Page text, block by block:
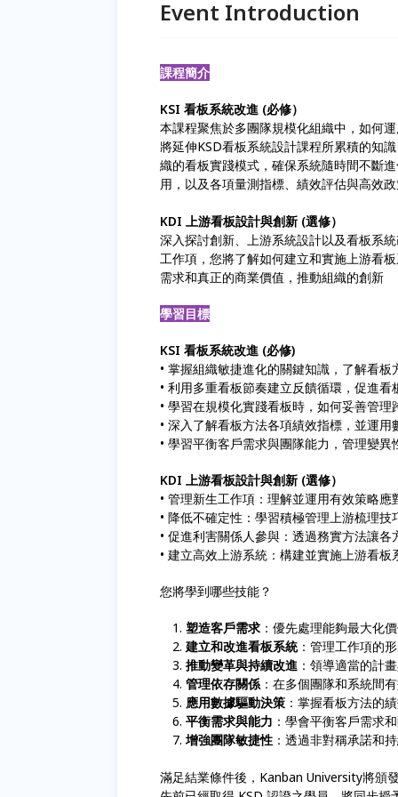
Event Introduction
課程簡介
KSI 看板系統改進 (必修）
本課程聚焦於多團隊規模化組織中，如何
將延伸KSD看板系統設計課程所累積的知
織的看板實踐模式，確保系統隨時間不斷
用，以及各項量測指標、績效評估與高效
KDI 上游看板設計與創新 (選修）
深入探討創新、上游系統設計以及看板系
工作項，您將了解如何建立和實施上游看
需求和真正的商業價值，推動組織的創新
學習目標
KSI 看板系統改進 (必修)
• 掌握組織敏捷進化的關鍵知識，了解看
• 利用多重看板節奏建立反饋循環，促進
• 學習在規模化實踐看板時，如何妥善管
• 深入了解看板方法各項績效指標，並運
• 學習平衡客戶需求與團隊能力，管理變
KDI 上游看板設計與創新 (選修）
• 管理新生工作項：理解並運用有效策略
• 降低不確定性：學習積極管理上游梳理
• 促進利害關係人參與：透過務實方法讓
• 建立高效上游系統：構建並實施上游看
您將學到哪些技能？
塑造客戶需求 ：優先處理能夠最大化
建立和改進看板系統：管理工作項的
推動變革與持續改進 ：領導適當的計
管理依存關係 ：在多個團隊和系統間
應用數據驅動決策 ：掌握看板方法的
平衡需求與能力 ：學會平衡客戶需求
增強團隊敏捷性 ：透過非對稱承諾和
滿足結業條件後，Kanban University將頒